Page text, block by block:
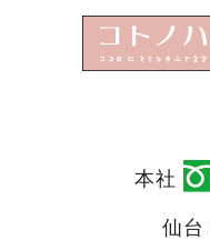
本社
仙台